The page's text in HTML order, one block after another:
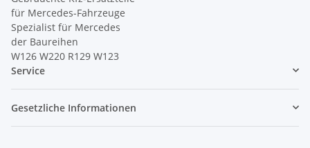
für Mercedes-Fahrzeuge
Spezialist für Mercedes
der Baureihen
W126 W220 R129 W123
Service
Gesetzliche Informationen